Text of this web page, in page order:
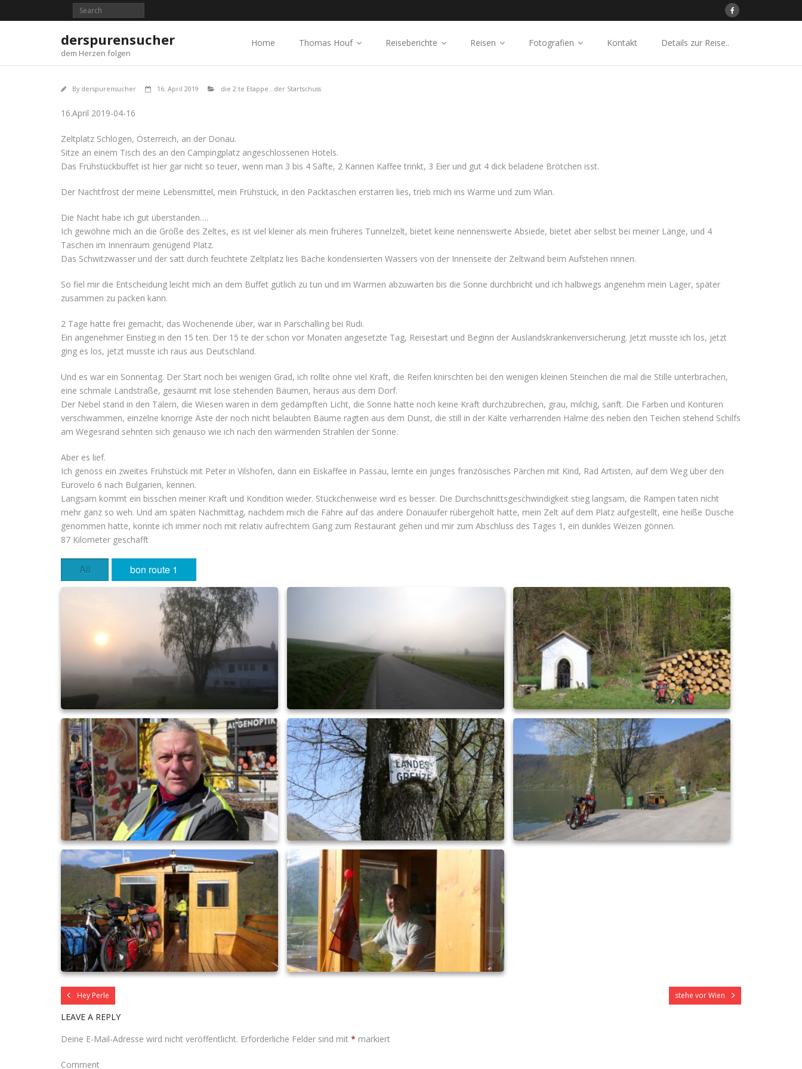
derspurensucher
dem Herzen folgen
Home Thomas Houf Reiseberichte Reisen Fotografien Kontakt Details zur Reise..
By derspurensucher 16. April 2019 die 2 te Etappe...der Startschuss
16.April 2019-04-16
Zeltplatz Schlögen, Österreich, an der Donau.
Sitze an einem Tisch des an den Campingplatz angeschlossenen Hotels.
Das Frühstückbuffet ist hier gar nicht so teuer, wenn man 3 bis 4 Säfte, 2 Kannen Kaffee trinkt, 3 Eier und gut 4 dick beladene Brötchen isst.
Der Nachtfrost der meine Lebensmittel, mein Frühstück, in den Packtaschen erstarren lies, trieb mich ins Warme und zum Wlan.
Die Nacht habe ich gut überstanden….
Ich gewöhne mich an die Größe des Zeltes, es ist viel kleiner als mein früheres Tunnelzelt, bietet keine nennenswerte Absiede, bietet aber selbst bei meiner Länge, und 4
Taschen im Innenraum genügend Platz.
Das Schwitzwasser und der satt durch feuchtete Zeltplatz lies Bäche kondensierten Wassers von der Innenseite der Zeltwand beim Aufstehen rinnen.
So fiel mir die Entscheidung leicht mich an dem Buffet gütlich zu tun und im Warmen abzuwarten bis die Sonne durchbricht und ich halbwegs angenehm mein Lager, später
zusammen zu packen kann.
2 Tage hatte frei gemacht, das Wochenende über, war in Parschalling bei Rudi.
Ein angenehmer Einstieg in den 15 ten. Der 15 te der schon vor Monaten angesetzte Tag, Reisestart und Beginn der Auslandskrankenversicherung. Jetzt musste ich los, jetzt
ging es los, jetzt musste ich raus aus Deutschland.
Und es war ein Sonnentag. Der Start noch bei wenigen Grad, ich rollte ohne viel Kraft, die Reifen knirschten bei den wenigen kleinen Steinchen die mal die Stille unterbrachen,
eine schmale Landstraße, gesäumt mit lose stehenden Bäumen, heraus aus dem Dorf.
Der Nebel stand in den Tälern, die Wiesen waren in dem gedämpften Licht, die Sonne hatte noch keine Kraft durchzubrechen, grau, milchig, sanft. Die Farben und Konturen
verschwammen, einzelne knorrige Äste der noch nicht belaubten Bäume ragten aus dem Dunst, die still in der Kälte verharrenden Halme des neben den Teichen stehend Schilfs
am Wegesrand sehnten sich genauso wie ich nach den wärmenden Strahlen der Sonne.
Aber es lief.
Ich genoss ein zweites Frühstück mit Peter in Vilshofen, dann ein Eiskaffee in Passau, lernte ein junges französisches Pärchen mit Kind, Rad Artisten, auf dem Weg über den
Eurovelo 6 nach Bulgarien, kennen.
Langsam kommt ein bisschen meiner Kraft und Kondition wieder. Stückchenweise wird es besser. Die Durchschnittsgeschwindigkeit stieg langsam, die Rampen taten nicht
mehr ganz so weh. Und am späten Nachmittag, nachdem mich die Fähre auf das andere Donauufer rübergeholt hatte, mein Zelt auf dem Platz aufgestellt, eine heiße Dusche
genommen hatte, konnte ich immer noch mit relativ aufrechtem Gang zum Restaurant gehen und mir zum Abschluss des Tages 1, ein dunkles Weizen gönnen.
87 Kilometer geschafft
All bon route 1
Hey Perle stehe vor Wien
LEAVE A REPLY
Deine E-Mail-Adresse wird nicht veröffentlicht. Erforderliche Felder sind mit * markiert
Comment